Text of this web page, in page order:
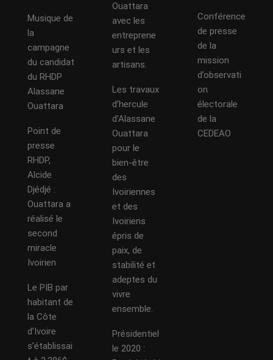
Musique de
la
campagne
du candidat
du RHDP
Alassane
Ouattara
Point de
presse
RHDP,
Alcide
Djédjé :
Ouattara a
réalisé le
second
miracle
Ivoirien
Le PIB par
habitant de
la Côte
d’Ivoire
s’établissai
Ouattara
avec les
entreprene
urs et les
artisans.
Les travaux
d’hercule
d’Alassane
Ouattara
pour le
bien-être
des
Ivoiriennes
et des
Ivoiriens
épris de
paix, de
stabilité et
adeptes du
vivre
ensemble.
Présidentiel
le 2020 :
Conférence
de presse
de la
mission
d’observati
on
électorale
de la
CEDEAO